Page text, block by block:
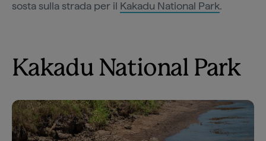
sosta sulla strada per il Kakadu National Park.
Kakadu National Park